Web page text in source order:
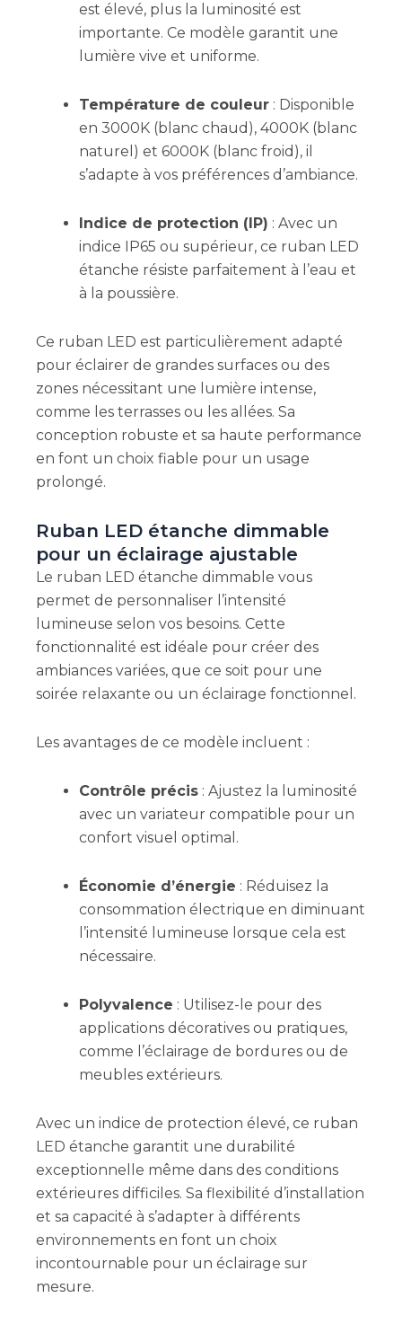
est élevé, plus la luminosité est
importante. Ce modèle garantit une
lumière vive et uniforme.
Température de couleur: Disponible
en 3000K (blanc chaud), 4000K (blanc
naturel) et 6000K (blanc froid), il
s’adapte à vos préférences d’ambiance.
Indice de protection (IP) : Avec un
indice IP65 ou supérieur, ce ruban LED
étanche résiste parfaitement à l’eau et
à la poussière.
Ce ruban LED est particulièrement adapté
pour éclairer de grandes surfaces ou des
zones nécessitant une lumière intense,
comme les terrasses ou les allées. Sa
conception robuste et sa haute performance
en font un choix fiable pour un usage
prolongé.
Ruban LED étanche dimmable
pour un éclairage ajustable
Le ruban LED étanche dimmable vous
permet de personnaliser l’intensité
lumineuse selon vos besoins. Cette
fonctionnalité est idéale pour créer des
ambiances variées, que ce soit pour une
soirée relaxante ou un éclairage fonctionnel.
Les avantages de ce modèle incluent :
Contrôle précis: Ajustez la luminosité
avec un variateur compatible pour un
confort visuel optimal.
Économie d’énergie : Réduisez la
consommation électrique en diminuant
l’intensité lumineuse lorsque cela est
nécessaire.
Polyvalence : Utilisez-le pour des
applications décoratives ou pratiques,
comme l’éclairage de bordures ou de
meubles extérieurs.
Avec un indice de protection élevé, ce ruban
LED étanche garantit une durabilité
exceptionnelle même dans des conditions
extérieures difficiles. Sa flexibilité d’installation
et sa capacité à s’adapter à différents
environnements en font un choix
incontournable pour un éclairage sur
mesure.